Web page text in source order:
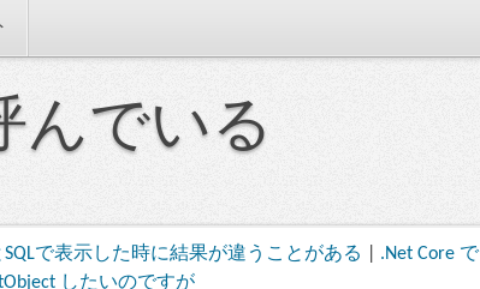
んでいる
で表示した時に結果が違うことがある
.Net Core で
したいのですが